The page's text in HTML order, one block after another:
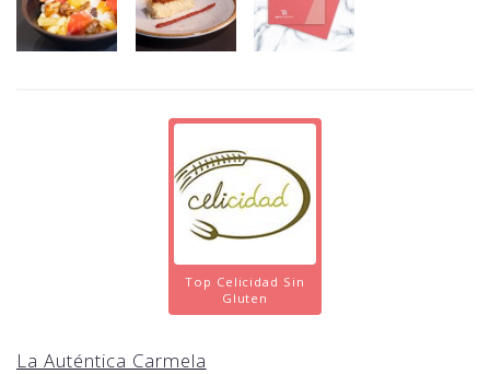
Top Celicidad Sin
Gluten
La Auténtica Carmela